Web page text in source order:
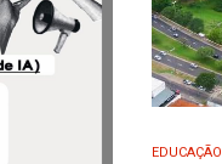
EDUCAÇÃO